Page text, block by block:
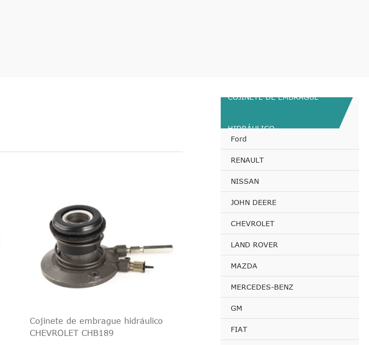
Cojinete de embrague hidráulico
CHEVROLET CHB189
COJINETE DE EMBRAGUE
HIDRÁULICO
Ford
RENAULT
NISSAN
JOHN DEERE
CHEVROLET
LAND ROVER
MAZDA
MERCEDES-BENZ
GM
FIAT